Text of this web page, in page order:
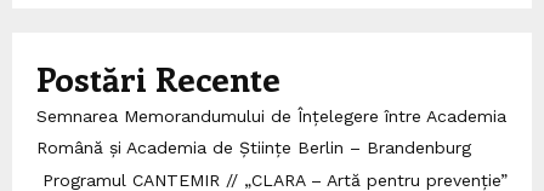
Postări Recente
Semnarea Memorandumului de Înțelegere între Academia
Română și Academia de Științe Berlin – Brandenburg
Programul CANTEMIR // „CLARA – Artă pentru prevenție”